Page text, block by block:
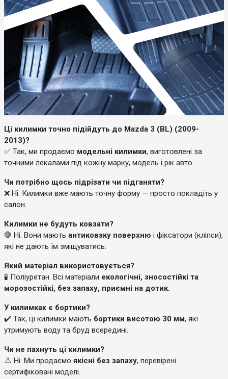
Ці килимки точно підійдуть до Mazda 3 (BL) (2009-
2013)?
✅ Так, ми продаємо модельні килимки, виготовлені за
точними лекалами під кожну марку, модель і рік авто.
Чи потрібно щось підрізати чи підганяти?
❌ Ні. Килимки вже мають точну форму — просто покладіть у
салон.
Килимки не будуть ковзати?
🛑 Ні. Вони мають антиковзку поверхню і фіксатори (кліпси),
які не дають їм зміщуватись.
Який матеріал використовується?
🧪 Поліуретан. Всі матеріали екологічні, зносостійкі та
морозостійкі, без запаху, приємні на дотик.
У килимках є бортики?
✔️ Так, ці килимки мають бортики висотою 30 мм, які
утримують воду та бруд всередині.
Чи не пахнуть ці килимки?
👃 Ні. Ми продаємо якісні без запаху, перевірені
сертифіковані моделі.